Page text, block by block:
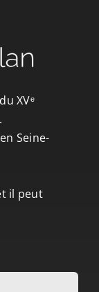
XVᵉ
Seine-
il peut